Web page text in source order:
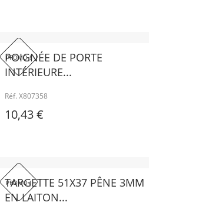
PROMO !
POIGNÉE DE PORTE
INTÉRIEURE...
Réf. X807358
10,43 €
PROMO !
TARGETTE 51X37 PÊNE 3MM
EN LAITON...